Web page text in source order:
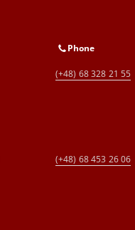
Phone
(+48) 68 328 21 55
(+48) 68 453 26 06